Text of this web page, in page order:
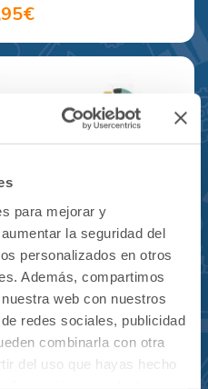
para mejorar y
la seguridad del
personalizados en otros
Además, compartimos
web con nuestros
redes sociales, publicidad
combinarla con otra
del uso que hayas hecho